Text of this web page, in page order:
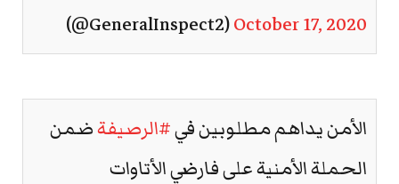
(@GeneralInspect2)October 17, 2020
الأمن يداهم مطلوبين في#الرصيفةضمن
الحملة الأمنية على فارضي الأتاوات